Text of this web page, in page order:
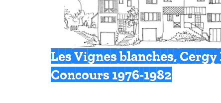
Les Vignes blanches,
Concours 1976-1982